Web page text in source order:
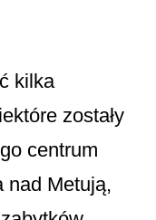
kilka
zostały
centrum
nad Metują,